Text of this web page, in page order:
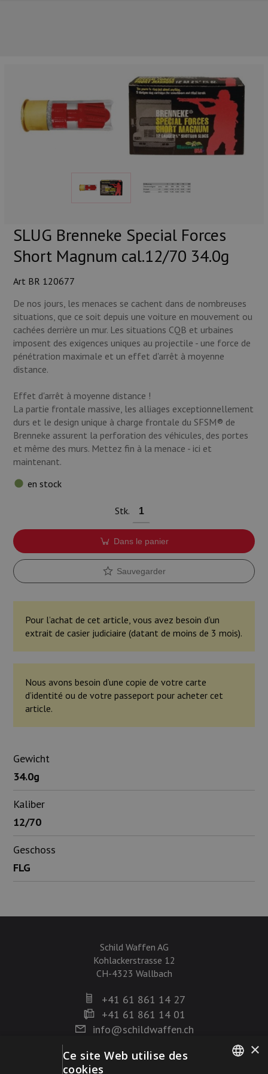
SLUG Brenneke Special Forces
Short Magnum cal.12/70 34.0g
Art BR 120677
De nos jours, les menaces se cachent dans de nombreuses
situations, que ce soit depuis une voiture en mouvement ou
cachées derrière un mur. Les situations CQB et urbaines
imposent des exigences uniques au projectile - une force de
pénétration maximale et un effet d'arrêt à moyenne
distance.
Effet d'arrêt à moyenne distance !
La partie frontale massive, les alliages exceptionnellement
durs et le design unique à charge frontale du SFSM® de
Brenneke assurent la perforation des véhicules, des portes
et même des murs. Mettez fin à la menace - ici et
maintenant.
en stock
Stk.
Dans le panier
Sauvegarder
Pour l’achat de cet article, vous avez besoin d’un
extrait de casier judiciaire (datant de moins de 3 mois).
Nous avons besoin d’une copie de votre carte
d’identité ou de votre passeport pour acheter cet
article.
Gewicht
34.0g
Kaliber
12/70
Geschoss
FLG
Schild Waffen AG
Kohlackerstrasse 12
CH-4323 Wallbach
+41 61 861 14 27
+41 61 861 14 01
info@schildwaffen.ch
Mode de paiement
NOS PRINCIPALES MARQUES
NOS CATÉGORIES PRINCIPALES
Munitions
Armes
Lampes et accessoires
×
Ce site Web utilise des
cookies